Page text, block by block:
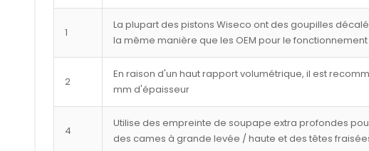
1
La plupart des pistons Wiseco ont des goupilles
la même manière que les OEM pour le
2
En raison d'un haut rapport volumétrique, il est
mm d'épaisseur
4
Utilise des empreinte de soupape extra profondes
des cames à grande levée / haute et des têtes